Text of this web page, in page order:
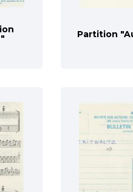
Partition